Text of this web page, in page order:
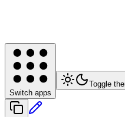
Switch apps
Toggle